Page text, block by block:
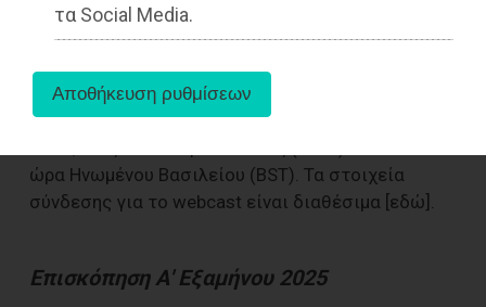
τα Social Media.
Η ανακοίνωση αυτή ακολουθεί την Ενημέρωση
Εμπορικής Δραστηριότητας Α' Εξαμήνου 2025
που δημοσιεύθηκε στις 28 Ιουλίου 2025.
Η εταιρία θα πραγματοποιήσει webcast για
αναλυτές και επενδυτές στις 4 Σεπτεμβρίου
ώρα Ηνωμένου Βασιλείου (BST). Τα στοιχεία
σύνδεσης για το webcast είναι διαθέσιμα [εδώ].
Επισκόπηση Α' Εξαμήνου 2025